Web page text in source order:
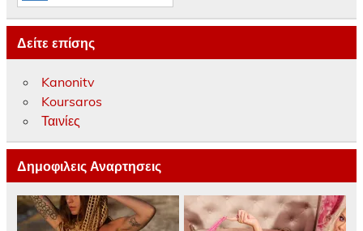
Δείτε επίσης
Kanonitv
Koursaros
Ταινίες
Δημοφιλεις Αναρτησεις